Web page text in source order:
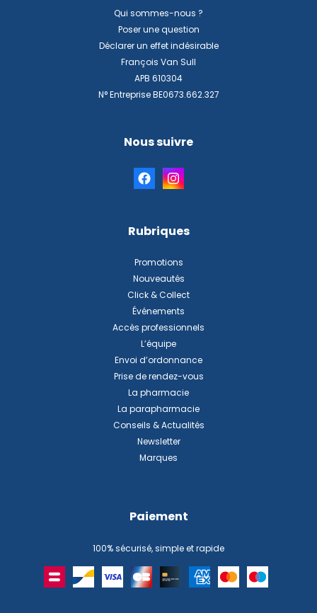
Qui sommes-nous ?
Poser une question
Déclarer un effet indésirable
François Van Sull
APB 610304
N° Entreprise BE0673.662.327
Nous suivre
Rubriques
Promotions
Nouveautés
Click & Collect
Événements
Accès professionnels
L’équipe
Envoi d’ordonnance
Prise de rendez-vous
La pharmacie
La parapharmacie
Conseils & Actualités
Newsletter
Marques
Paiement
100% sécurisé, simple et rapide